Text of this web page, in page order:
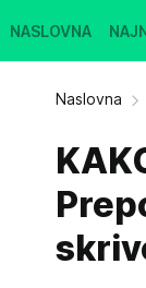
NASLOVNA
Naslovna